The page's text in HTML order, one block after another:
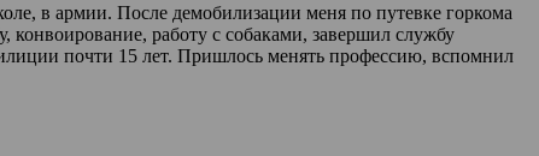
в армии. После демобилизации меня по путевке горкома
работу с собаками, завершил службу
почти 15 лет. Пришлось менять профессию, вспомнил